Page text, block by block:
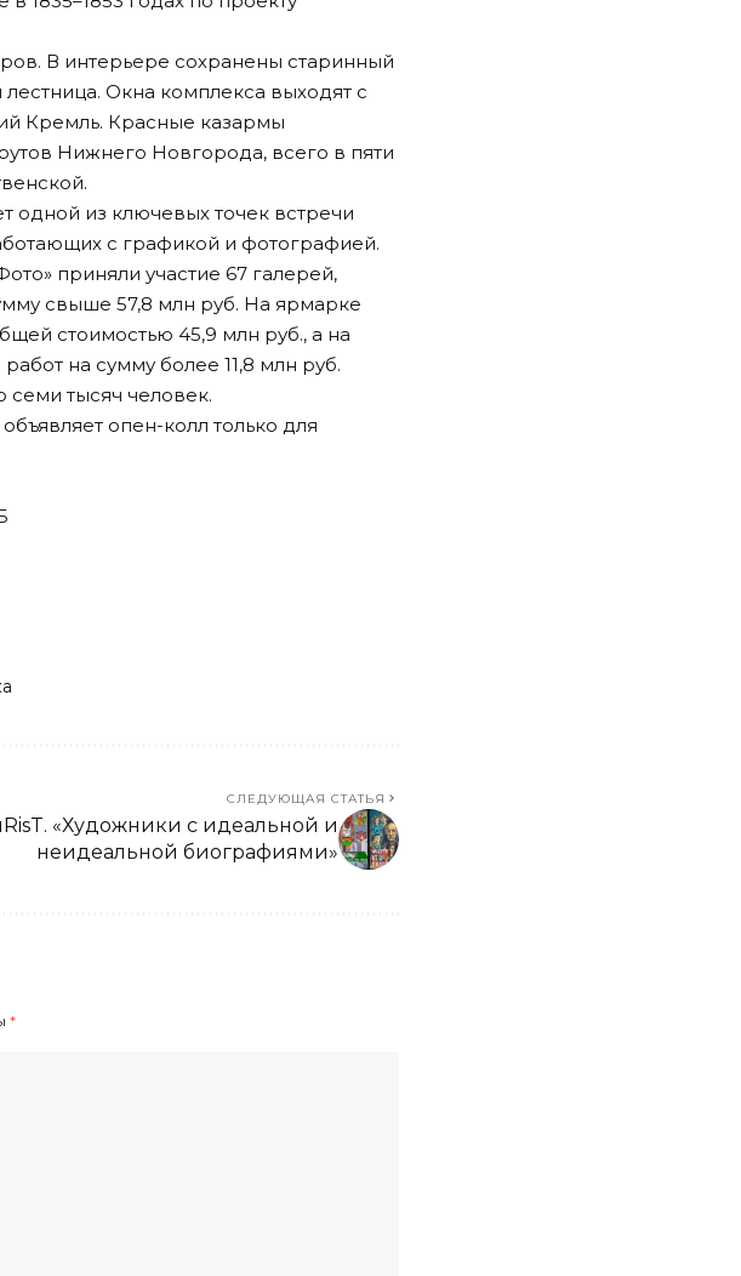
В интерьере сохранены старинный
Окна комплекса выходят с
Кремль. Красные казармы
Нижнего Новгорода, всего в пяти
одной из ключевых точек встречи
с графикой и фотографией.
приняли участие 67 галерей,
свыше 57,8 млн руб. На ярмарке
стоимостью 45,9 млн руб., а на
на сумму более 11,8 млн руб.
семи тысяч человек.
опен-колл только для
СЛЕДУЮЩАЯ СТАТЬЯ
«Художники с идеальной и
неидеальной биографиями»
*